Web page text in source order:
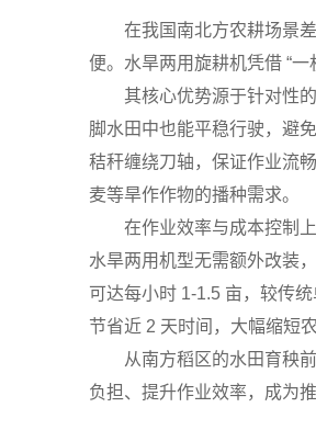
在我国南北方农耕场景
便。水旱两用旋耕机凭借 “
其核心优势源于针对性的
脚水田中也能平稳行驶，避
秸秆缠绕刀轴，保证作业流
麦等旱作作物的播种需求。
在作业效率与成本控制上
水旱两用机型无需额外改装
可达每小时 1-1.5 亩，较传
节省近 2 天时间，大幅缩短农
从南方稻区的水田育秧前
负担、提升作业效率，成为